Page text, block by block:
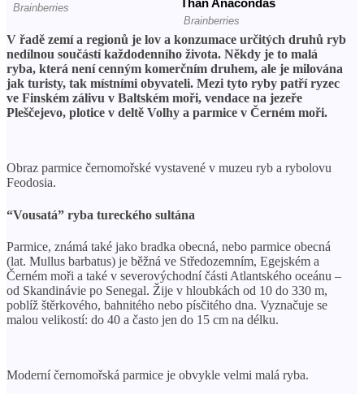
V řadě zemí a regionů je lov a konzumace určitých druhů ryb
nedílnou součástí každodenního života. Někdy je to malá
ryba, která není cenným komerčním druhem, ale je milována
jak turisty, tak místními obyvateli. Mezi tyto ryby patří ryzec
ve Finském zálivu v Baltském moři, vendace na jezeře
Pleščejevo, plotice v deltě Volhy a parmice v Černém moři.
Obraz parmice černomořské vystavené v muzeu ryb a rybolovu
Feodosia.
“Vousatá” ryba tureckého sultána
Parmice, známá také jako bradka obecná, nebo parmice obecná
(lat. Mullus barbatus) je běžná ve Středozemním, Egejském a
Černém moři a také v severovýchodní části Atlantského oceánu –
od Skandinávie po Senegal. Žije v hloubkách od 10 do 330 m,
poblíž štěrkového, bahnitého nebo písčitého dna. Vyznačuje se
malou velikostí: do 40 a často jen do 15 cm na délku.
Moderní černomořská parmice je obvykle velmi malá ryba.